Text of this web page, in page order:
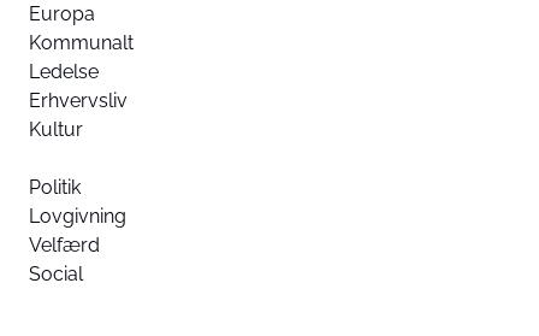
Europa
Kommunalt
Ledelse
Erhvervsliv
Kultur
Politik
Lovgivning
Velfærd
Social